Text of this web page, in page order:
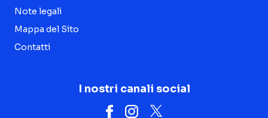
Note legali
Mappa del Sito
Contatti
I nostri canali social